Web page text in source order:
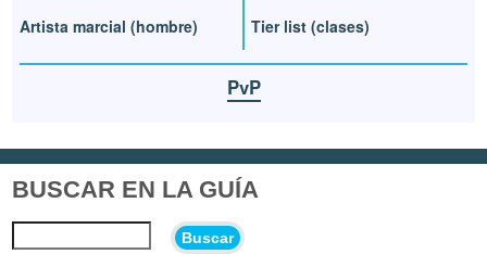
Artista marcial (hombre)
Tier list (clases)
PvP
BUSCAR EN LA GUÍA
Buscar